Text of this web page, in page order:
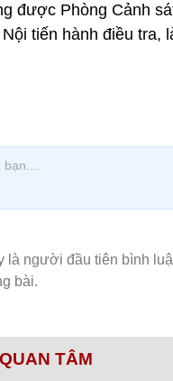
được Phòng Cảnh
tiến hành điều tra,
TÂM